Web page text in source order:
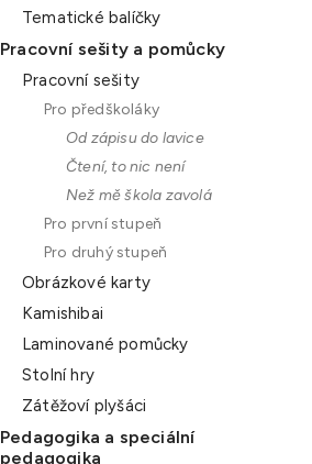
Tematické balíčky
Pracovní sešity a pomůcky
Pracovní sešity
Pro předškoláky
Od zápisu do lavice
Čtení, to nic není
Než mě škola zavolá
Pro první stupeň
Pro druhý stupeň
Obrázkové karty
Kamishibai
Laminované pomůcky
Stolní hry
Zátěžoví plyšáci
Pedagogika a speciální
pedagogika